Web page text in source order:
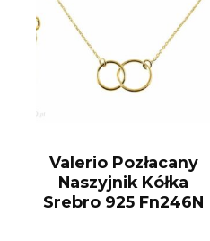
Valerio Pozłacany
Naszyjnik Kółka
Srebro 925 Fn246N